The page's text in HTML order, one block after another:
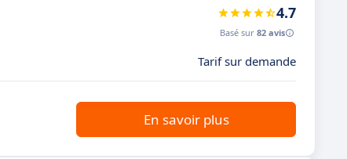
4.7
Basé sur 82 avis
Tarif sur demande
En savoir plus